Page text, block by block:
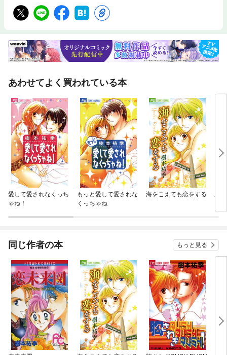
あわせてよく買われている本
愛して愛されなくっち
ゃね！
もっと愛して愛されな
くっちゃね
海をこえても恋をする 放
同じ作者の本 もっと見る